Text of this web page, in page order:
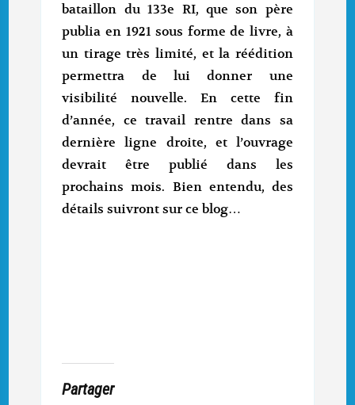
bataillon du 133e RI, que son père
publia en 1921 sous forme de livre, à
un tirage très limité, et la réédition
permettra de lui donner une
visibilité nouvelle. En cette fin
d’année, ce travail rentre dans sa
dernière ligne droite, et l’ouvrage
devrait être publié dans les
prochains mois. Bien entendu, des
détails suivront sur ce blog…
Partager